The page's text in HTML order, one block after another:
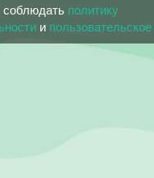
соблюдать политику
и